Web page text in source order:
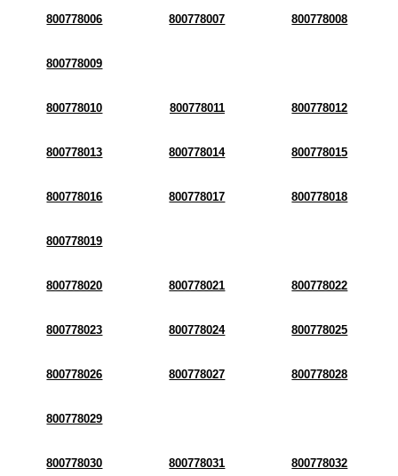
800778006 800778007 800778008
800778009
800778010 800778011 800778012
800778013 800778014 800778015
800778016 800778017 800778018
800778019
800778020 800778021 800778022
800778023 800778024 800778025
800778026 800778027 800778028
800778029
800778030 800778031 800778032